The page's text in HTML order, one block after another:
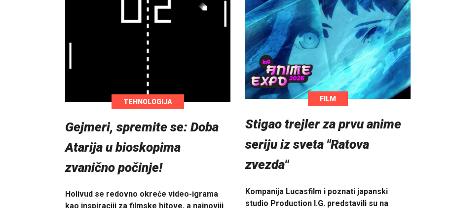
TEHNOLOGIJA
Gejmeri, spremite se: Doba
Atarija u bioskopima
zvanično počinje!
Holivud se redovno okreće video-igrama
kao inspiraciji za filmske hitove, a najnoviji
FILM
Stigao trejler za prvu anime
seriju iz sveta "Ratova
zvezda"
Kompanija Lucasfilm i poznati japanski
studio Production I.G. predstavili su na